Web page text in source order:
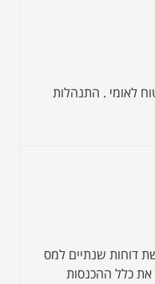
לאומי . התנהלות
דוחות שנתיים למס
את כלל ההכנסות